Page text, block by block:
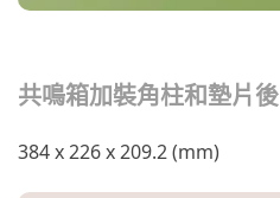
共鳴箱加裝角柱和墊片後
384 x 226 x 209.2 (mm)